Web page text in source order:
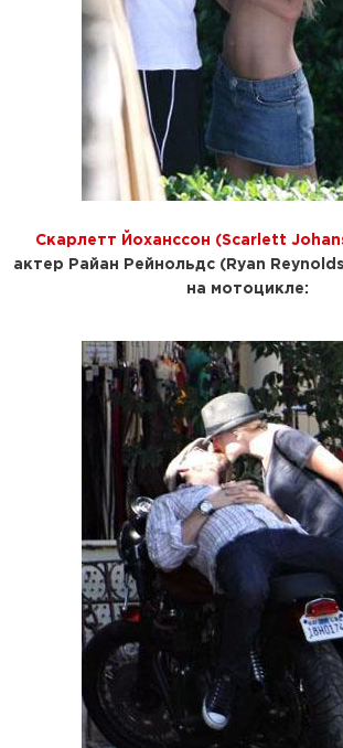
Скарлетт Йоханссон (Scarlett
актер
Райан Рейнольдс (Ryan
на мотоцикле: